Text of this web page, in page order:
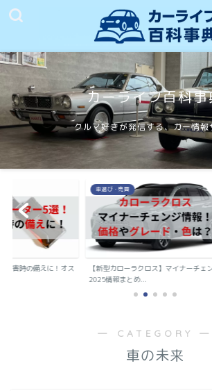
カーライフ百科事
クルマ好きが発信する、カー情報
災害時の備えに！オス
車選び・売買
【新型カローラクロス】マイナーチェ
2025情報まとめ...
― CATEGORY ―
車の未来